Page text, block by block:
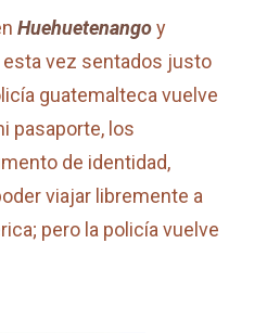
Huehuetenangoy
vez sentados justo
guatemalteca vuelve
pasaporte, los
de identidad,
viajar libremente a
pero la policía vuelve